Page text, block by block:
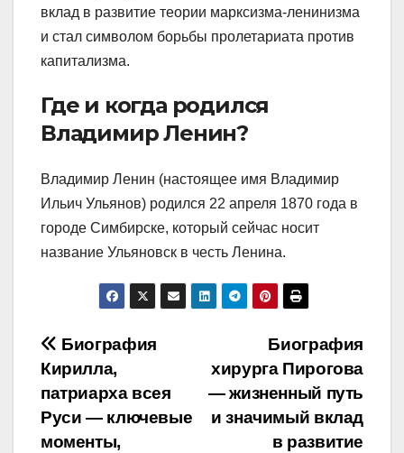
вклад в развитие теории марксизма-ленинизма
и стал символом борьбы пролетариата против
капитализма.
Где и когда родился
Владимир Ленин?
Владимир Ленин (настоящее имя Владимир
Ильич Ульянов) родился 22 апреля 1870 года в
городе Симбирске, который сейчас носит
название Ульяновск в честь Ленина.
Навигация
по
записям
Биография
хирурга Пирогова
— жизненный путь
и значимый вклад
в развитие
Биография
Кирилла,
патриарха всея
Руси — ключевые
моменты,